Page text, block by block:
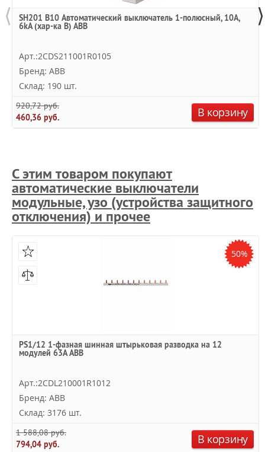
SH201 B10 Автоматический выключатель 1-полюсный, 10А,
6kA (хар-ка B) ABB
Арт.:2CDS211001R0105
Бренд: ABB
Склад: 190 шт.
920,72 руб.
460,36 руб.
В корзину
⟨ ⟩
С этим товаром покупают
автоматические выключатели
модульные, узо (устройства защитного
отключения) и прочее
50%
PS1/12 1-фазная шинная штырьковая разводка на 12
модулей 63А ABB
Арт.:2CDL210001R1012
Бренд: ABB
Склад: 3176 шт.
1 588,08 руб.
794,04 руб.
В корзину